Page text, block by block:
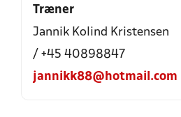
Træner
Jannik Kolind Kristensen
/ +45 40898847
jannikk88@hotmail.com